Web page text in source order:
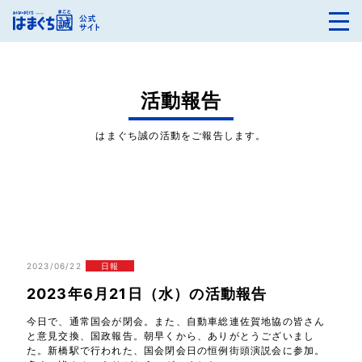
活動報告
はまぐち誠の活動をご報告します。
2023/06/22 日報
2023年6月21日（水）の活動報告
今日で、通常国会が閉会。また、自動車総連佐賀地協の皆さん
と意見交換、国政報告。朝早くから、ありがとうございまし
た。新橋駅で行われた、国会閉会日の恒例街頭演説会に参加。